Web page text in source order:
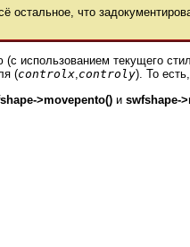
что
использованием текущего
(controlx,controly). То
>movepento() и swfshape-